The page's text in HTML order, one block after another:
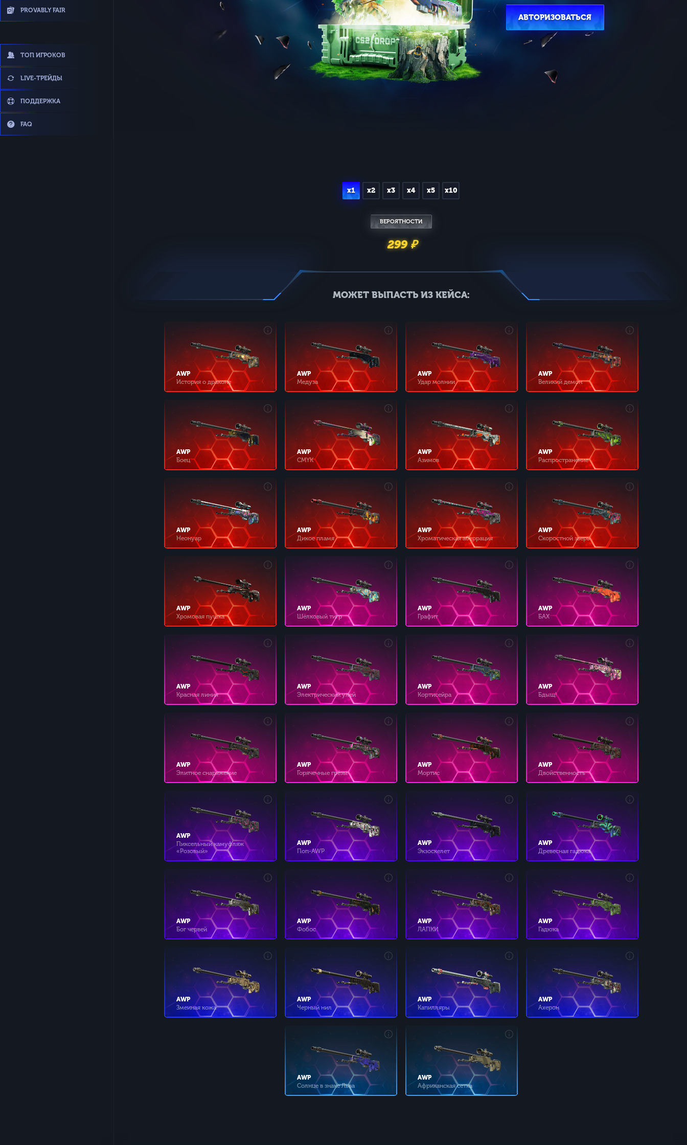
PROVABLY FAIR
ТОП ИГРОКОВ
LIVE-ТРЕЙДЫ
ПОДДЕРЖКА
FAQ
АВТОРИЗОВАТЬСЯ
x1 x2 x3 x4 x5 x10
ВЕРОЯТНОСТИ
299 ₽
МОЖЕТ ВЫПАСТЬ ИЗ КЕЙСА:
AWP
История о драконе
AWP
Медуза
AWP
Удар молнии
AWP
Великий демон
AWP
Боец
AWP
CMYK
AWP
Азимов
AWP
Распространение
AWP
Неонуар
AWP
Дикое пламя
AWP
Хроматическая аберрация
AWP
Скоростной зверь
AWP
Хромовая пушка
AWP
Шёлковый тигр
AWP
Графит
AWP
БАХ
AWP
Красная линия
AWP
Электрический улей
AWP
Кортисейра
AWP
Бдыщ!
AWP
Элитное снаряжение
AWP
Горячечные грёзы
AWP
Мортис
AWP
Двойственность
AWP
Пиксельный камуфляж
«Розовый»
AWP
Поп-AWP
AWP
Экзоскелет
AWP
Древесная гадюка
AWP
Бог червей
AWP
Фобос
AWP
ЛАПКИ
AWP
Гадюка
AWP
Змеиная кожа
AWP
Черный нил
AWP
Капилляры
AWP
Ахерон
AWP
Солнце в знаке Льва
AWP
Африканская сетка